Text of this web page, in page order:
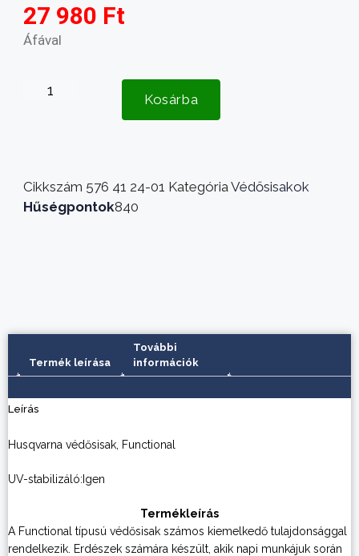
27 980 Ft
Áfával
Kosárba
Cikkszám 576 41 24-01 KategóriaVédősisakok
Hűségpontok840
Termék leírása
További
információk
Leírás
Husqvarna védősisak, Functional
UV-stabilizáló:Igen
Termékleírás
A Functional típusú védősisak számos kiemelkedő tulajdonsággal
rendelkezik. Erdészek számára készült, akik napi munkájuk során